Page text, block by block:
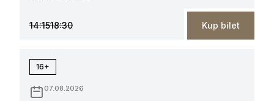
14:1518:30 Kup bilet
16+
07.08.2026